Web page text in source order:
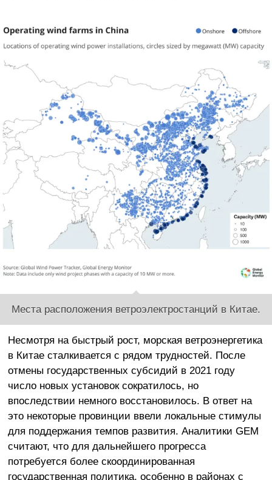
Места расположения ветроэлектростанций в Китае.
Несмотря на быстрый рост, морская ветроэнергетика
в Китае сталкивается с рядом трудностей. После
отмены государственных субсидий в 2021 году
число новых установок сократилось, но
впоследствии немного восстановилось. В ответ на
это некоторые провинции ввели локальные стимулы
для поддержания темпов развития. Аналитики GEM
считают, что для дальнейшего прогресса
потребуется более скоординированная
государственная политика, особенно в районах с